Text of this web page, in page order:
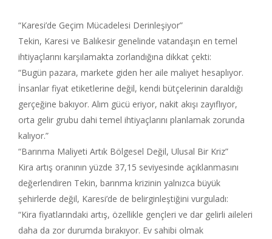
“Karesi’de Geçim Mücadelesi Derinleşiyor”
Tekin, Karesi ve Balıkesir genelinde vatandaşın en temel
ihtiyaçlarını karşılamakta zorlandığına dikkat çekti:
“Bugün pazara, markete giden her aile maliyet hesaplıyor.
İnsanlar fiyat etiketlerine değil, kendi bütçelerinin daraldığı
gerçeğine bakıyor. Alım gücü eriyor, nakit akışı zayıflıyor,
orta gelir grubu dahi temel ihtiyaçlarını planlamak zorunda
kalıyor.”
“Barınma Maliyeti Artık Bölgesel Değil, Ulusal Bir Kriz”
Kira artış oranının yüzde 37,15 seviyesinde açıklanmasını
değerlendiren Tekin, barınma krizinin yalnızca büyük
şehirlerde değil, Karesi’de de belirginleştiğini vurguladı:
“Kira fiyatlarındaki artış, özellikle gençleri ve dar gelirli aileleri
daha da zor durumda bırakıyor. Ev sahibi olmak